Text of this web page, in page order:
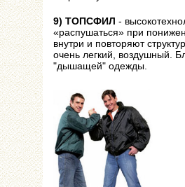
9) ТОПСФИЛ -
«распушаться» при
внутри и повторяют
очень легкий, воздушный.
"дышащей" одежды.